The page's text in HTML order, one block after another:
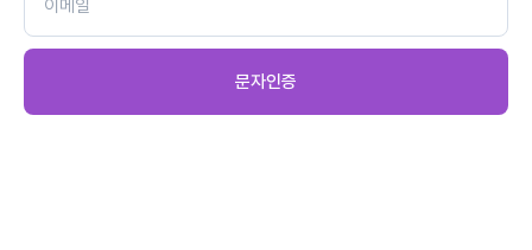
문자인증